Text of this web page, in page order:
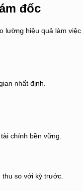
đốc
hiệu quả làm
nhất định.
chính bền vững.
so với kỳ trước.